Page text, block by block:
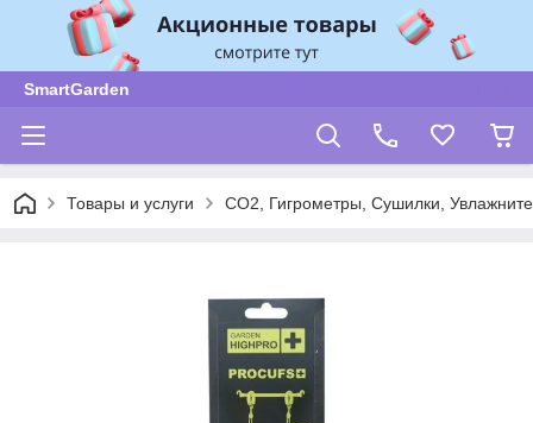
SmartGarden
Товары и услуги CO2, Гигрометры, Сушилки,